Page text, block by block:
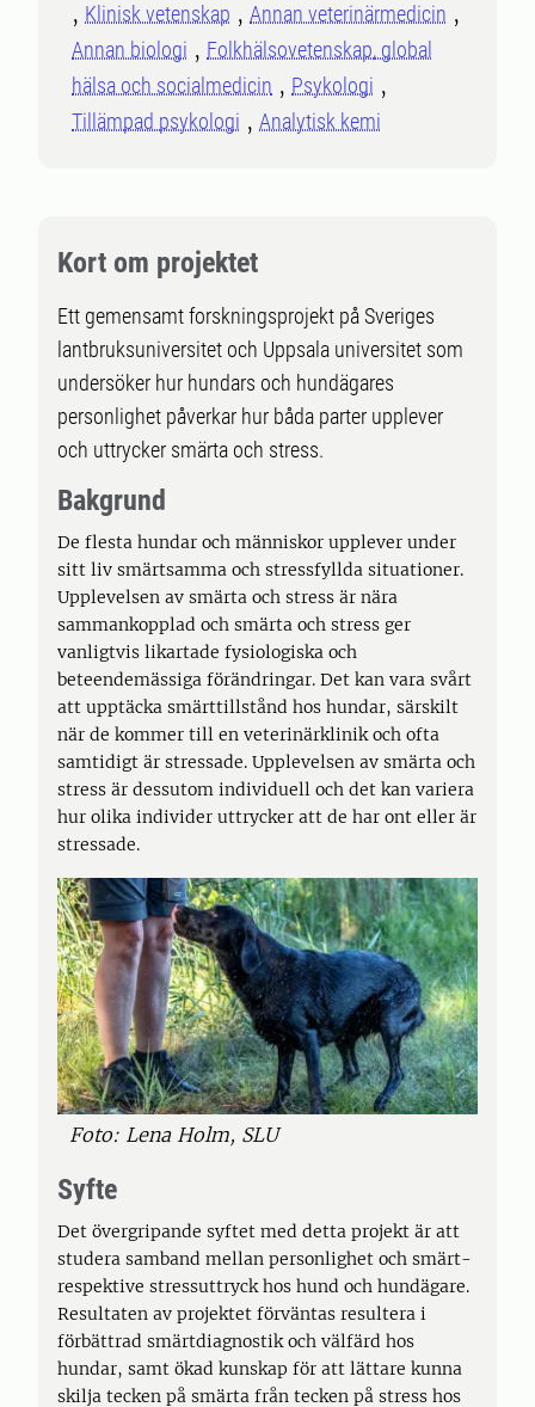
Klinisk vetenskap
Annan veterinärmedicin
Annan biologi
Folkhälsovetenskap, global
hälsa och socialmedicin
Psykologi
Tillämpad psykologi
Analytisk kemi
Kort om projektet
Ett gemensamt forskningsprojekt på Sveriges
lantbruksuniversitet och Uppsala universitet som
undersöker hur hundars och hundägares
personlighet påverkar hur båda parter upplever
och uttrycker smärta och stress.
Bakgrund
De flesta hundar och människor upplever under
sitt liv smärtsamma och stressfyllda situationer.
Upplevelsen av smärta och stress är nära
sammankopplad och smärta och stress ger
vanligtvis likartade fysiologiska och
beteendemässiga förändringar. Det kan vara svårt
att upptäcka smärttillstånd hos hundar, särskilt
när de kommer till en veterinärklinik och ofta
samtidigt är stressade. Upplevelsen av smärta och
stress är dessutom individuell och det kan variera
hur olika individer uttrycker att de har ont eller är
stressade.
Foto: Lena Holm, SLU
Syfte
Det övergripande syftet med detta projekt är att
studera samband mellan personlighet och smärt-
respektive stressuttryck hos hund och hundägare.
Resultaten av projektet förväntas resultera i
förbättrad smärtdiagnostik och välfärd hos
hundar, samt ökad kunskap för att lättare kunna
skilja tecken på smärta från tecken på stress hos